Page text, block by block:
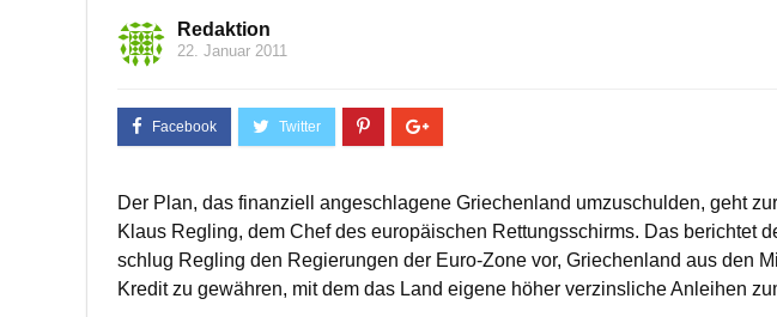
Redaktion
22. Januar 2011
Der Plan, das finanziell angeschlagene Griechenland umzuschulden, geht
Klaus Regling, dem Chef des europäischen Rettungsschirms. Das berichtet
schlug Regling den Regierungen der Euro-Zone vor, Griechenland aus den
Kredit zu gewähren, mit dem das Land eigene höher verzinsliche Anleihen